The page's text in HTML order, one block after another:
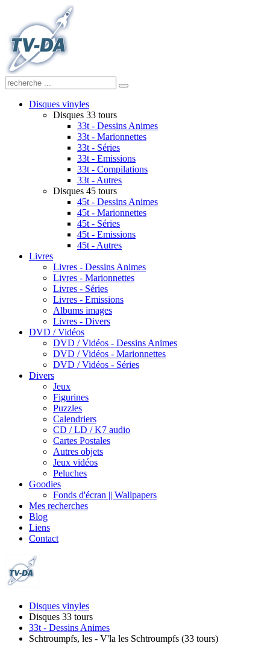
Disques vinyles
Disques 33 tours
33t - Dessins Animes
33t - Marionnettes
33t - Séries
33t - Emissions
33t - Compilations
33t - Autres
Disques 45 tours
45t - Dessins Animes
45t - Marionnettes
45t - Séries
45t - Emissions
45t - Autres
Livres
Livres - Dessins Animes
Livres - Marionnettes
Livres - Séries
Livres - Emissions
Albums images
Livres - Divers
DVD / Vidéos
DVD / Vidéos - Dessins Animes
DVD / Vidéos - Marionnettes
DVD / Vidéos - Séries
Divers
Jeux
Figurines
Puzzles
Calendriers
CD / LD / K7 audio
Cartes Postales
Autres objets
Jeux vidéos
Peluches
Goodies
Fonds d'écran || Wallpapers
Mes recherches
Blog
Liens
Contact
Disques vinyles
Disques 33 tours
33t - Dessins Animes
Schtroumpfs, les - V'la les Schtroumpfs (33 tours)